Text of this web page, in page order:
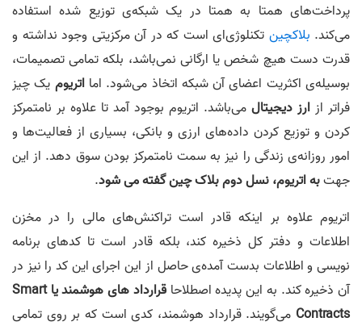
پرداخت‌های همتا به همتا در یک شبکه‌ی توزیع شده استفاده
می‌کند. بلاکچین تکنلوژی‌ای است که در آن مرکزیتی وجود نداشته و
قدرت دست هیچ شخص یا ارگانی نمی‌باشد، بلکه تمامی تصمیمات،
بوسیله‌ی اکثریت اعضای آن شبکه اتخاذ می‌شود. امااتریوم یک چیز
فراتر از ارز دیجیتال می‌باشد. اتریوم بوجود آمد تا علاوه بر نامتمرکز
کردن و توزیع کردن داده‌های ارزی و بانکی، بسیاری از فعالیت‌ها و
امور روزانه‌ی زندگی را نیز به سمت نامتمرکز بودن سوق دهد. از این
جهتبه اتریوم، نسل دوم بلاک چین گفته می شود.
اتریوم علاوه بر اینکه قادر است تراکنش‌های مالی را در مخزن
اطلاعات و دفتر کل ذخیره کند، بلکه قادر است تا کد‌های برنامه
نویسی و اطلاعات بدست آمده‌ی حاصل از این اجرای این کد را نیز در
آن ذخیره کند. به این پدیده اصطلاحا
قرارداد های هوشمند یا Smart
Contracts می‌گویند. قرارداد هوشمند، کدی است که بر روی تمامی